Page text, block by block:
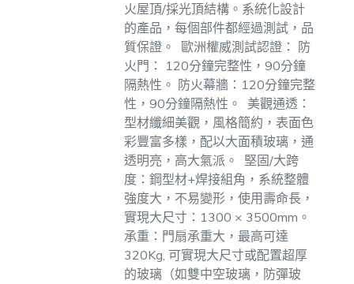
火屋頂/採光頂結構。系統化設計
的產品，每個部件都經過測試，品
質保證。
歐洲權威測試認證：
防
火門： 120分鐘完整性，90分鐘
隔熱性。 防火幕牆：120分鐘完整
性，90分鐘隔熱性。
美觀通透：
型材纖細美觀，風格簡約，表面色
彩豐富多樣，配以大面積玻璃，通
透明亮，高大氣派。
堅固/大跨
度：鋼型材+焊接組角，系統整體
強度大，不易變形，使用壽命長，
實現大尺寸：1300 × 3500mm。
承重：門扇承重大，最高可達
320Kg, 可實現大尺寸或配置超厚
的玻璃（如雙中空玻璃，防彈玻